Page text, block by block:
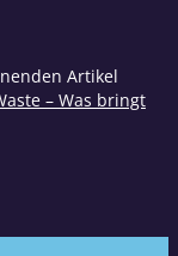
Artikel
– Was bringt